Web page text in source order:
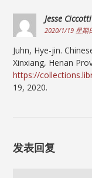
Jesse Ciccotti
2020/1/19 星期
Juhn, Hye-jin.
Xinxiang, Henan
https://
19, 2020.
发表回复